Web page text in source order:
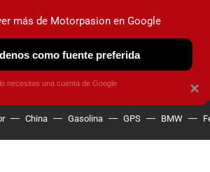
ELÉCTRICOS OBSERVATORIO
China Gasolina GPS BMW
×
más de Motorpasion en Google
como fuente preferida
necesitas una cuenta de Google